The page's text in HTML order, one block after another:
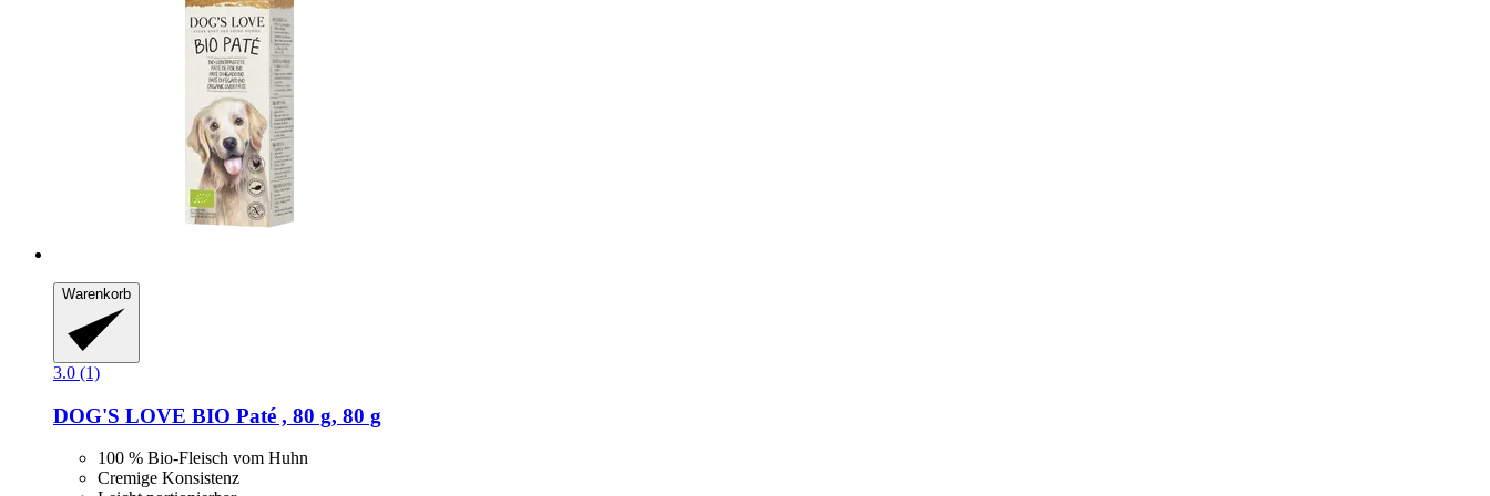
Warenkorb
3.0 (1)
DOG'S LOVE BIO Paté , 80 g, 80 g
100 % Bio-Fleisch vom Huhn
Cremige Konsistenz